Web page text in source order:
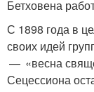
Бетховена
С 1898 года в
своих идей
— «весна
Сецессиона